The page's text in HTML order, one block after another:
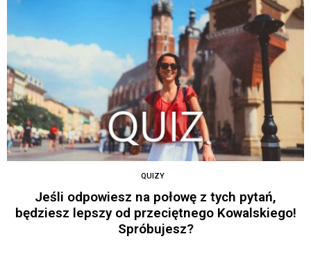
QUIZY
Jeśli odpowiesz na połowę z tych pytań,
będziesz lepszy od przeciętnego Kowalskiego!
Spróbujesz?